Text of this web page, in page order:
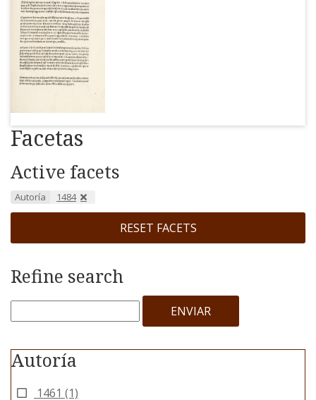
Facetas
Active facets
Autoría 1484
RESET FACETS
Refine search
ENVIAR
Autoría
1461 (1)